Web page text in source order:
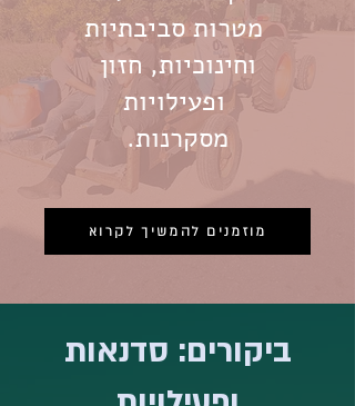
מטרות סביבתיות
וחינוכיות, חזון
ופעילויות
מסקרנות.
מוזמנים להמשיך לקרוא
ביקורים: סדנאות